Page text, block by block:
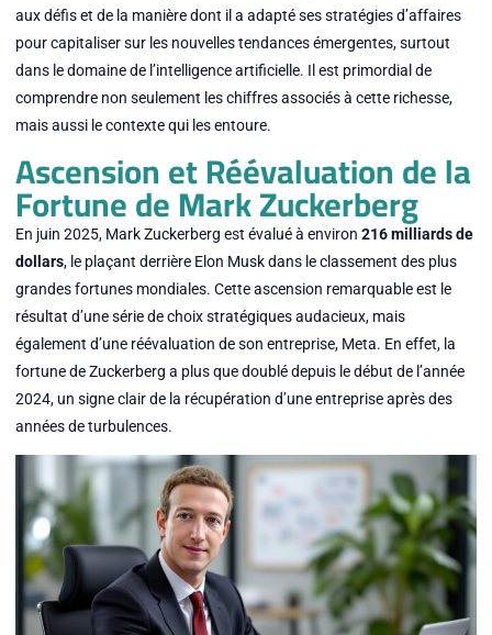
aux défis et de la manière dont il a adapté ses stratégies d’affaires
pour capitaliser sur les nouvelles tendances émergentes, surtout
dans le domaine de l’intelligence artificielle. Il est primordial de
comprendre non seulement les chiffres associés à cette richesse,
mais aussi le contexte qui les entoure.
Ascension et Réévaluation de la
Fortune de Mark Zuckerberg
En juin 2025, Mark Zuckerberg est évalué à environ 216 milliards de
dollars, le plaçant derrière Elon Musk dans le classement des plus
grandes fortunes mondiales. Cette ascension remarquable est le
résultat d’une série de choix stratégiques audacieux, mais
également d’une réévaluation de son entreprise, Meta. En effet, la
fortune de Zuckerberg a plus que doublé depuis le début de l’année
2024, un signe clair de la récupération d’une entreprise après des
années de turbulences.